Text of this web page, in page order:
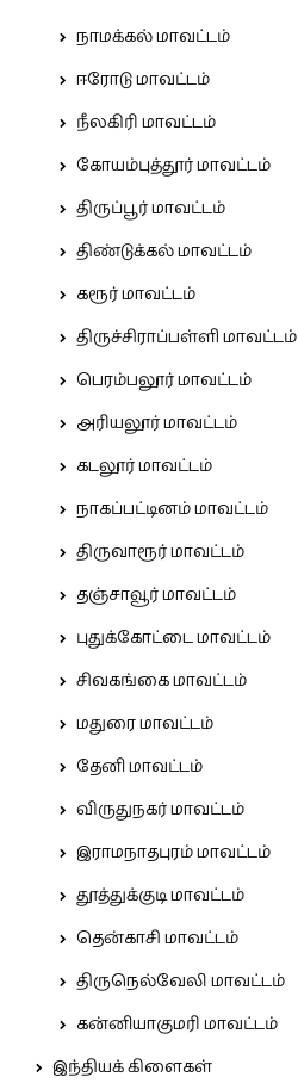
நாமக்கல் மாவட்டம்
ஈரோடு மாவட்டம்
நீலகிரி மாவட்டம்
கோயம்புத்தூர் மாவட்டம்
திருப்பூர் மாவட்டம்
திண்டுக்கல் மாவட்டம்
கரூர் மாவட்டம்
திருச்சிராப்பள்ளி மாவட்டம்
பெரம்பலூர் மாவட்டம்
அரியலூர் மாவட்டம்
கடலூர் மாவட்டம்
நாகப்பட்டினம் மாவட்டம்
திருவாரூர் மாவட்டம்
தஞ்சாவூர் மாவட்டம்
புதுக்கோட்டை மாவட்டம்
சிவகங்கை மாவட்டம்
மதுரை மாவட்டம்
தேனி மாவட்டம்
விருதுநகர் மாவட்டம்
இராமநாதபுரம் மாவட்டம்
தூத்துக்குடி மாவட்டம்
தென்காசி மாவட்டம்
திருநெல்வேலி மாவட்டம்
கன்னியாகுமரி மாவட்டம்
இந்தியக் கிளைகள்